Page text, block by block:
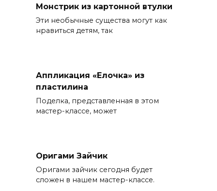
Монстрик из картонной втулки
Эти необычные существа могут как
нравиться детям, так
Аппликация «Елочка» из
пластилина
Поделка, представленная в этом
мастер-классе, может
Оригами Зайчик
Оригами зайчик сегодня будет
сложен в нашем мастер-классе.